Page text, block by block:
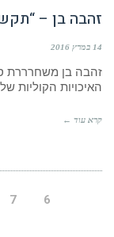
זהבה בן –
14 במרץ 2016
זהבה בן משחרררת
האיכויות הקוליות
קרא עוד ←
6
7